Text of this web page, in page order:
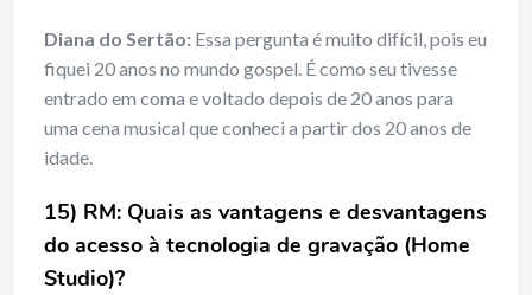
Diana do Sertão: Essa pergunta é muito difícil, pois eu
fiquei 20 anos no mundo gospel. É como seu tivesse
entrado em coma e voltado depois de 20 anos para
uma cena musical que conheci a partir dos 20 anos de
idade.
15) RM: Quais as vantagens e desvantagens
do acesso à tecnologia de gravação (Home
Studio)?